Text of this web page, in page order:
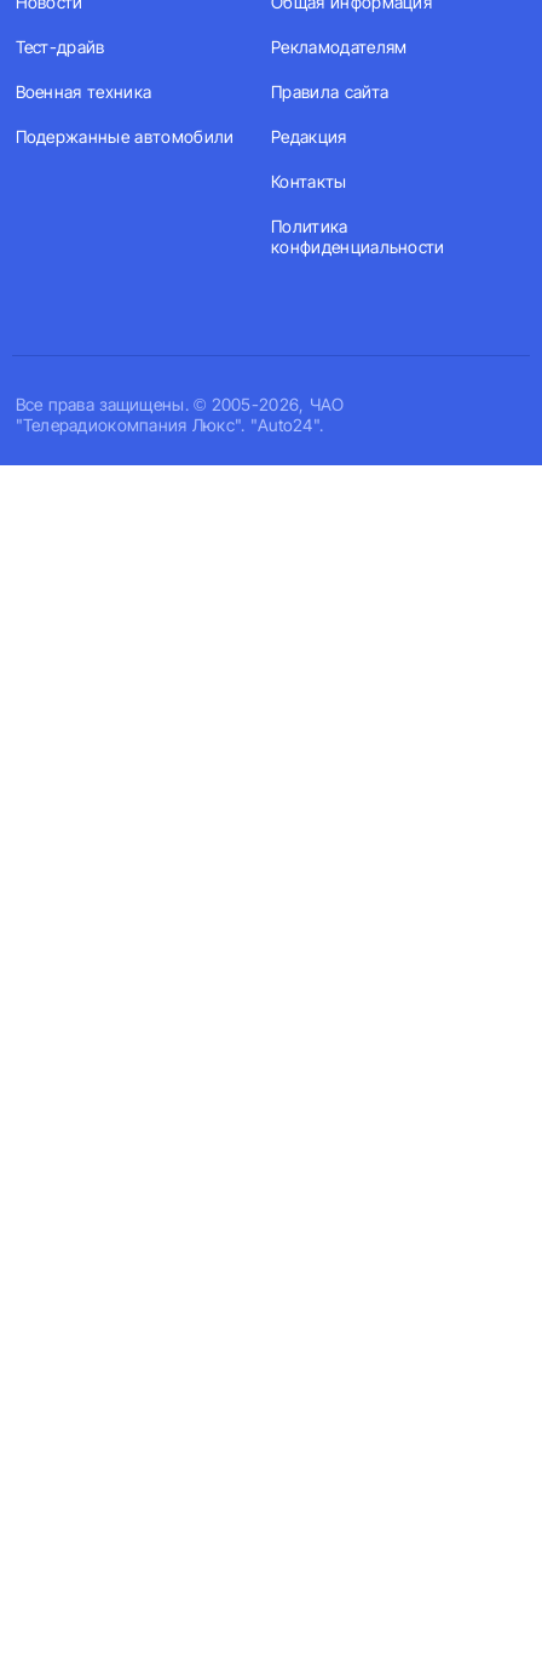
Все права защищены. © 2005-2026, ЧАО
"Телерадиокомпания Люкс". "Auto24".
Тест-драйв
Военная техника
Подержанные автомобили
Рекламодателям
Правила сайта
Редакция
Контакты
Политика
конфиденциальности